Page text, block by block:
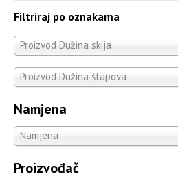
Filtriraj po oznakama
Proizvod Dužina skija
Proizvod Dužina štapova
Namjena
Namjena
Proizvođač